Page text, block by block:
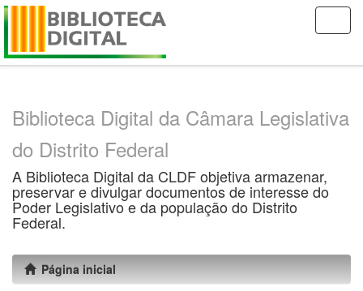
Skip
Biblioteca Digital da Câmara Legislativa
do Distrito Federal
A Biblioteca Digital da CLDF objetiva armazenar,
preservar e divulgar documentos de interesse do
Poder Legislativo e da população do Distrito
Federal.
Página inicial